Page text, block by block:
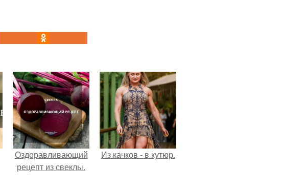
Оздоравливающий
рецепт из свеклы.
Из качков - в кутюр.